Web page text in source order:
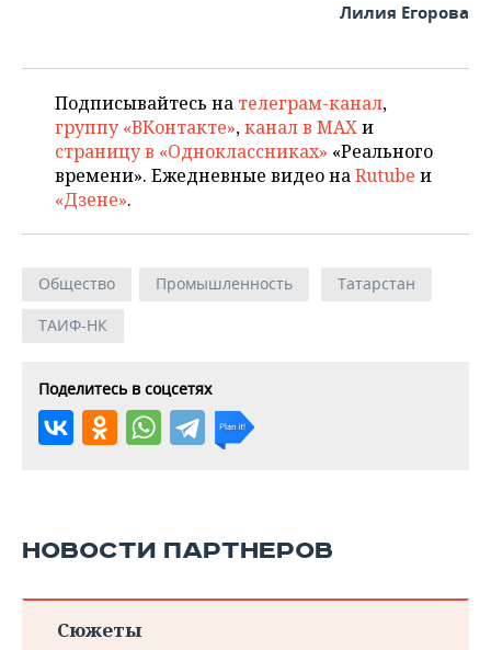
Лилия Егорова
Подписывайтесь на телеграм-канал,
группу «ВКонтакте»,канал в MAXи
страницу в «Одноклассниках» «Реального
времени». Ежедневные видео наRutube и
«Дзене».
Общество Промышленность
Татарстан
ТАИФ-НК
Поделитесь в соцсетях
НОВОСТИ ПАРТНЕРОВ
Сюжеты